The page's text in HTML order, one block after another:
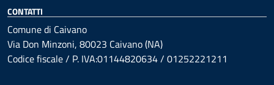
CONTATTI
Comune di Caivano
Via Don Minzoni, 80023 Caivano (NA)
Codice fiscale / P. IVA:01144820634 / 01252221211